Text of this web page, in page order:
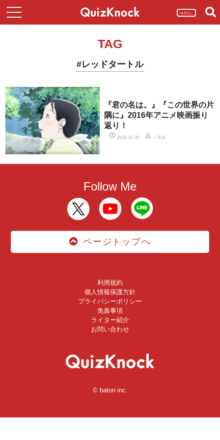
ログイン
TAG
#レッドタートル
『君の名は。』『この世界の片
隅に』2016年アニメ映画振り
返り！
2016.12.31 一等兵
Follow Me
ページトップへ
利用規約
個人情報保護方針
プライバシーポリシー
免責事項
ライター紹介
お問い合わせ
© baton inc.